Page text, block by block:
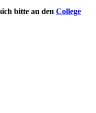
bitte an den College